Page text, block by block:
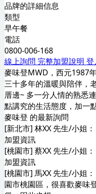
品牌的詳細信息
類型
早午餐
電話
0800-006-168
線上詢問 完整加盟說明 登
麥味登MWD，西元1987
三十多年的溫暖與陪伴，
厝邊~ 多一分人情的熟悉
點講究的生活態度，加一
麥味登 的最新詢問
[新北市] 林XX 先生/小姐
加盟資訊
[桃園市] 蔡XX 先生/小姐
加盟資訊
[桃園市] 馬XX 先生/小姐
園市桃園區，很喜歡麥味